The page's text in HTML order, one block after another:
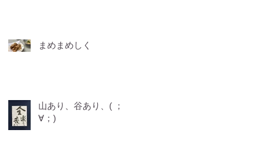
まめまめしく
山あり、谷あり、( ；
∀；)